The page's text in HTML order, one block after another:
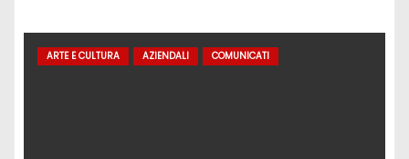
ARTE E CULTURA AZIENDALI COMUNICATI